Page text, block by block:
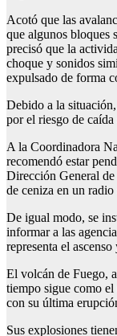
Acotó que las
que algunos bloques
precisó que la
choque y sonidos
expulsado de forma
Debido a la
por el riesgo de
A la Coordinadora
recomendó estar
Dirección General
de ceniza en un
De igual modo, se
informar a las
representa el
El volcán de Fuego,
tiempo sigue como
con su última
Sus explosiones